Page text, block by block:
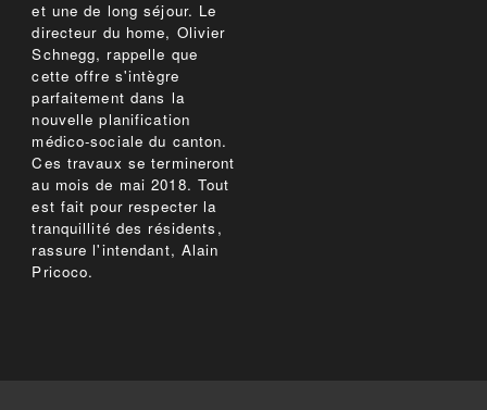
et une de long séjour. Le
directeur du home, Olivier
Schnegg, rappelle que
cette offre s'intègre
parfaitement dans la
nouvelle planification
médico-sociale du canton.
Ces travaux se termineront
au mois de mai 2018. Tout
est fait pour respecter la
tranquillité des résidents,
rassure l'intendant, Alain
Pricoco.